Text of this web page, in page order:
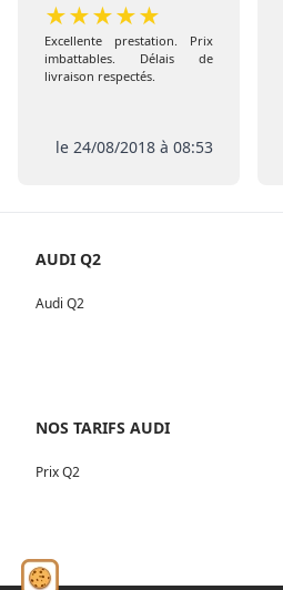
★★★★★
Excellente prestation. Prix
imbattables. Délais de
livraison respectés.
le 24/08/2018 à 08:53
AUDI Q2
Audi Q2
NOS TARIFS AUDI
Prix Q2